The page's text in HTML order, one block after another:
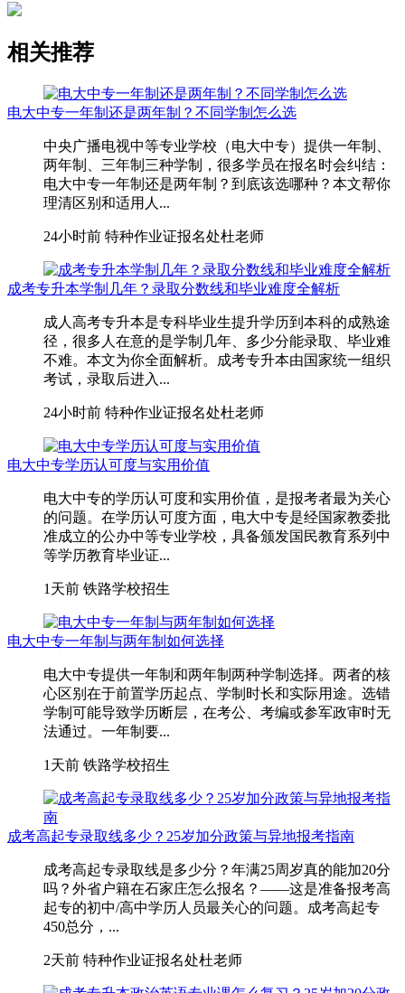
相关推荐
电大中专一年制还是两年制？不同学制怎么选
中央广播电视中等专业学校（电大中专）提供一年制、
两年制、三年制三种学制，很多学员在报名时会纠结：
电大中专一年制还是两年制？到底该选哪种？本文帮你
理清区别和适用人...
24小时前 特种作业证报名处杜老师
成考专升本学制几年？录取分数线和毕业难度全解析
成人高考专升本是专科毕业生提升学历到本科的成熟途
径，很多人在意的是学制几年、多少分能录取、毕业难
不难。本文为你全面解析。成考专升本由国家统一组织
考试，录取后进入...
24小时前 特种作业证报名处杜老师
电大中专学历认可度与实用价值
电大中专的学历认可度和实用价值，是报考者最为关心
的问题。在学历认可度方面，电大中专是经国家教委批
准成立的公办中等专业学校，具备颁发国民教育系列中
等学历教育毕业证...
1天前 铁路学校招生
电大中专一年制与两年制如何选择
电大中专提供一年制和两年制两种学制选择。两者的核
心区别在于前置学历起点、学制时长和实际用途。选错
学制可能导致学历断层，在考公、考编或参军政审时无
法通过。一年制要...
1天前 铁路学校招生
成考高起专录取线多少？25岁加分政策与异地报考指南
成考高起专录取线是多少分？年满25周岁真的能加20分
吗？外省户籍在石家庄怎么报名？——这是准备报考高
起专的初中/高中学历人员最关心的问题。成考高起专
450总分，...
2天前 特种作业证报名处杜老师